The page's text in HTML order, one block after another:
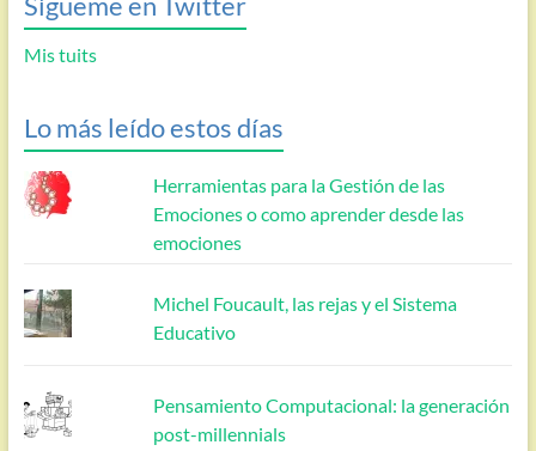
Mis tuits
Lo más leído estos días
Herramientas para la Gestión de las
Emociones o como aprender desde las
emociones
Michel Foucault, las rejas y el Sistema
Educativo
Pensamiento Computacional: la generación
post-millennials